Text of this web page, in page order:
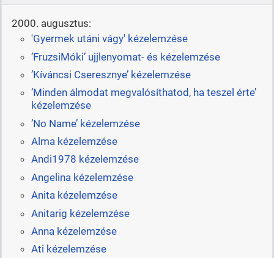
2000. augusztus:
'Gyermek utáni vágy' kézelemzése
’FruzsiMóki’ ujjlenyomat- és kézelemzése
’Kíváncsi Cseresznye’ kézelemzése
’Minden álmodat megvalósíthatod, ha teszel érte’
kézelemzése
’No Name’ kézelemzése
Alma kézelemzése
Andi1978 kézelemzése
Angelina kézelemzése
Anita kézelemzése
Anitarig kézelemzése
Anna kézelemzése
Ati kézelemzése